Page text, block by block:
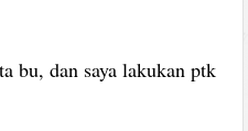
bu, dan saya lakukan ptk